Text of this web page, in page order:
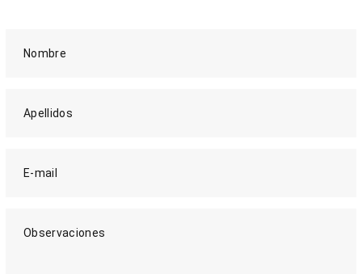
Nombre
Apellidos
E-mail
Observaciones